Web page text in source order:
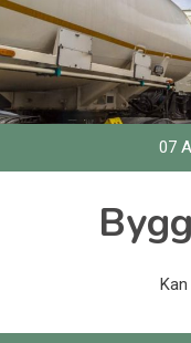
Skip
to
content
07